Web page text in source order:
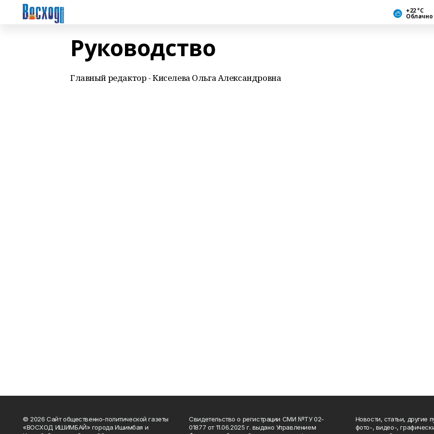
+22 °С
Облачно
Руководство
Главный редактор - Киселева Ольга Александровна
© 2026 Сайт общественно-политической газеты
«ВОСХОД ИШИМБАЙ» города Ишимбая и
Свидетельство о регистрации СМИ №ТУ 02-
01877 от 11.06.2025 г. выдано Управлением
Новости, статьи, другие
фото-, видео-,